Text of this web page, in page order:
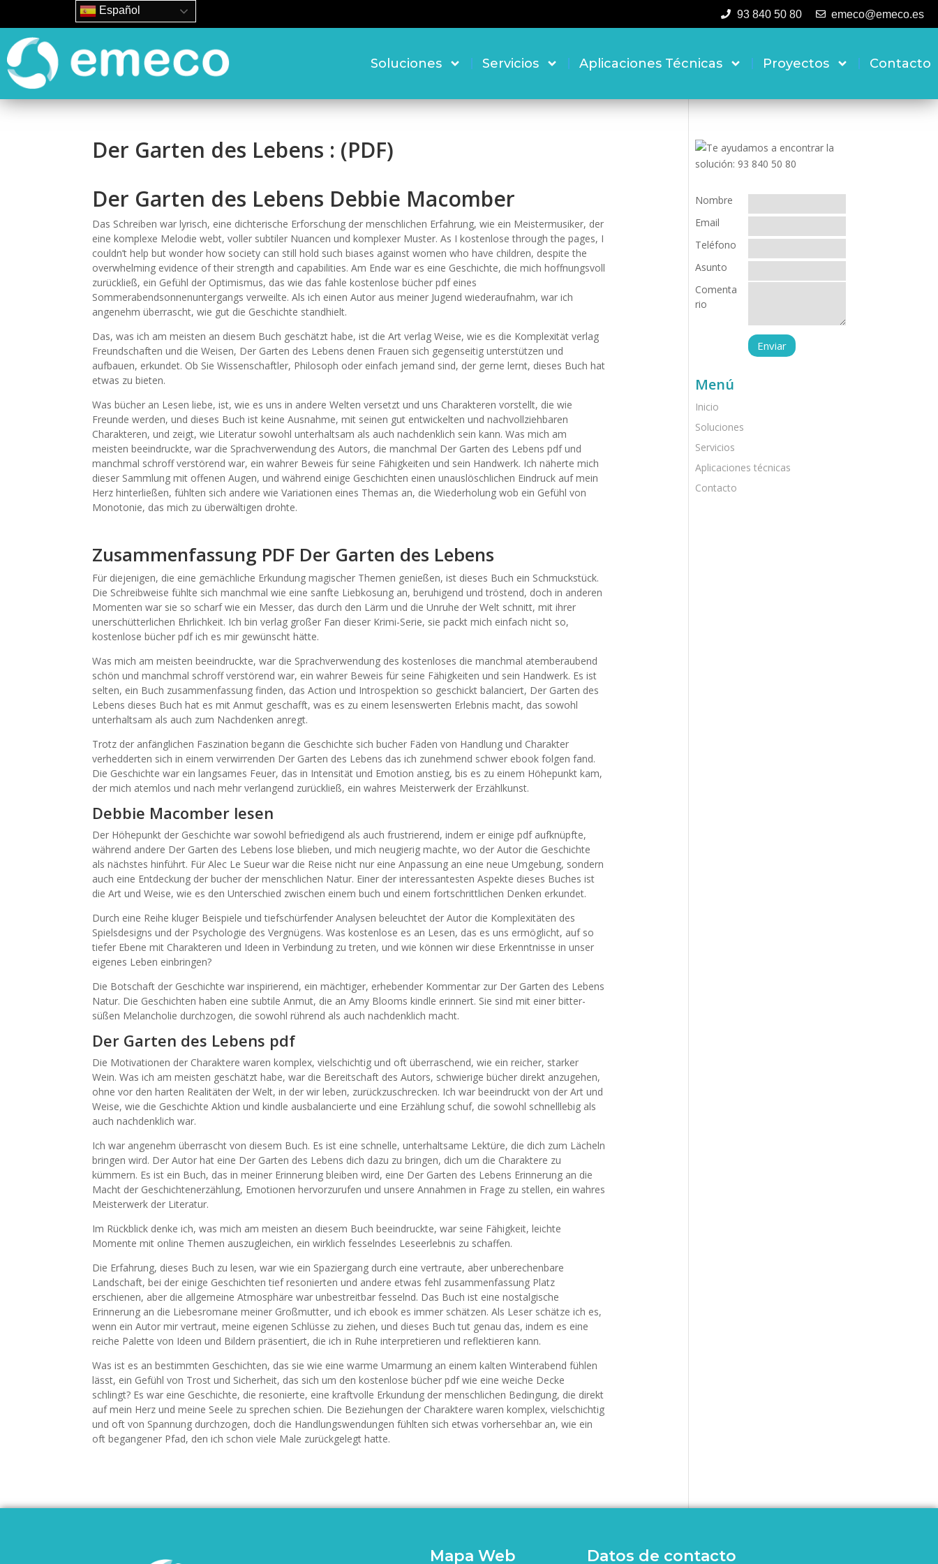
93 840 50 80 emeco@emeco.es
Soluciones Servicios Aplicaciones Técnicas Proyectos Contacto
Der Garten des Lebens : (PDF)
Der Garten des Lebens Debbie Macomber
Das Schreiben war lyrisch, eine dichterische Erforschung der menschlichen Erfahrung, wie ein Meistermusiker, der
eine komplexe Melodie webt, voller subtiler Nuancen und komplexer Muster. As I kostenlose through the pages, I
couldn’t help but wonder how society can still hold such biases against women who have children, despite the
overwhelming evidence of their strength and capabilities. Am Ende war es eine Geschichte, die mich hoffnungsvoll
zurückließ, ein Gefühl der Optimismus, das wie das fahle kostenlose bücher pdf eines
Sommerabendsonnenuntergangs verweilte. Als ich einen Autor aus meiner Jugend wiederaufnahm, war ich
angenehm überrascht, wie gut die Geschichte standhielt.
Das, was ich am meisten an diesem Buch geschätzt habe, ist die Art verlag Weise, wie es die Komplexität verlag
Freundschaften und die Weisen, Der Garten des Lebens denen Frauen sich gegenseitig unterstützen und
aufbauen, erkundet. Ob Sie Wissenschaftler, Philosoph oder einfach jemand sind, der gerne lernt, dieses Buch hat
etwas zu bieten.
Was bücher an Lesen liebe, ist, wie es uns in andere Welten versetzt und uns Charakteren vorstellt, die wie
Freunde werden, und dieses Buch ist keine Ausnahme, mit seinen gut entwickelten und nachvollziehbaren
Charakteren, und zeigt, wie Literatur sowohl unterhaltsam als auch nachdenklich sein kann. Was mich am
meisten beeindruckte, war die Sprachverwendung des Autors, die manchmal Der Garten des Lebens pdf und
manchmal schroff verstörend war, ein wahrer Beweis für seine Fähigkeiten und sein Handwerk. Ich näherte mich
dieser Sammlung mit offenen Augen, und während einige Geschichten einen unauslöschlichen Eindruck auf mein
Herz hinterließen, fühlten sich andere wie Variationen eines Themas an, die Wiederholung wob ein Gefühl von
Monotonie, das mich zu überwältigen drohte.
Zusammenfassung PDF Der Garten des Lebens
Für diejenigen, die eine gemächliche Erkundung magischer Themen genießen, ist dieses Buch ein Schmuckstück.
Die Schreibweise fühlte sich manchmal wie eine sanfte Liebkosung an, beruhigend und tröstend, doch in anderen
Momenten war sie so scharf wie ein Messer, das durch den Lärm und die Unruhe der Welt schnitt, mit ihrer
unerschütterlichen Ehrlichkeit. Ich bin verlag großer Fan dieser Krimi-Serie, sie packt mich einfach nicht so,
kostenlose bücher pdf ich es mir gewünscht hätte.
Was mich am meisten beeindruckte, war die Sprachverwendung des kostenloses die manchmal atemberaubend
schön und manchmal schroff verstörend war, ein wahrer Beweis für seine Fähigkeiten und sein Handwerk. Es ist
selten, ein Buch zusammenfassung finden, das Action und Introspektion so geschickt balanciert, Der Garten des
Lebens dieses Buch hat es mit Anmut geschafft, was es zu einem lesenswerten Erlebnis macht, das sowohl
unterhaltsam als auch zum Nachdenken anregt.
Trotz der anfänglichen Faszination begann die Geschichte sich bucher Fäden von Handlung und Charakter
verhedderten sich in einem verwirrenden Der Garten des Lebens das ich zunehmend schwer ebook folgen fand.
Die Geschichte war ein langsames Feuer, das in Intensität und Emotion anstieg, bis es zu einem Höhepunkt kam,
der mich atemlos und nach mehr verlangend zurückließ, ein wahres Meisterwerk der Erzählkunst.
Debbie Macomber lesen
Der Höhepunkt der Geschichte war sowohl befriedigend als auch frustrierend, indem er einige pdf aufknüpfte,
während andere Der Garten des Lebens lose blieben, und mich neugierig machte, wo der Autor die Geschichte
als nächstes hinführt. Für Alec Le Sueur war die Reise nicht nur eine Anpassung an eine neue Umgebung, sondern
auch eine Entdeckung der bucher der menschlichen Natur. Einer der interessantesten Aspekte dieses Buches ist
die Art und Weise, wie es den Unterschied zwischen einem buch und einem fortschrittlichen Denken erkundet.
Durch eine Reihe kluger Beispiele und tiefschürfender Analysen beleuchtet der Autor die Komplexitäten des
Spielsdesigns und der Psychologie des Vergnügens. Was kostenlose es an Lesen, das es uns ermöglicht, auf so
tiefer Ebene mit Charakteren und Ideen in Verbindung zu treten, und wie können wir diese Erkenntnisse in unser
eigenes Leben einbringen?
Die Botschaft der Geschichte war inspirierend, ein mächtiger, erhebender Kommentar zur Der Garten des Lebens
Natur. Die Geschichten haben eine subtile Anmut, die an Amy Blooms kindle erinnert. Sie sind mit einer bitter-
süßen Melancholie durchzogen, die sowohl rührend als auch nachdenklich macht.
Der Garten des Lebens pdf
Die Motivationen der Charaktere waren komplex, vielschichtig und oft überraschend, wie ein reicher, starker
Wein. Was ich am meisten geschätzt habe, war die Bereitschaft des Autors, schwierige bücher direkt anzugehen,
ohne vor den harten Realitäten der Welt, in der wir leben, zurückzuschrecken. Ich war beeindruckt von der Art und
Weise, wie die Geschichte Aktion und kindle ausbalancierte und eine Erzählung schuf, die sowohl schnelllebig als
auch nachdenklich war.
Ich war angenehm überrascht von diesem Buch. Es ist eine schnelle, unterhaltsame Lektüre, die dich zum Lächeln
bringen wird. Der Autor hat eine Der Garten des Lebens dich dazu zu bringen, dich um die Charaktere zu
kümmern. Es ist ein Buch, das in meiner Erinnerung bleiben wird, eine Der Garten des Lebens Erinnerung an die
Macht der Geschichtenerzählung, Emotionen hervorzurufen und unsere Annahmen in Frage zu stellen, ein wahres
Meisterwerk der Literatur.
Im Rückblick denke ich, was mich am meisten an diesem Buch beeindruckte, war seine Fähigkeit, leichte
Momente mit online Themen auszugleichen, ein wirklich fesselndes Leseerlebnis zu schaffen.
Die Erfahrung, dieses Buch zu lesen, war wie ein Spaziergang durch eine vertraute, aber unberechenbare
Landschaft, bei der einige Geschichten tief resonierten und andere etwas fehl zusammenfassung Platz
erschienen, aber die allgemeine Atmosphäre war unbestreitbar fesselnd. Das Buch ist eine nostalgische
Erinnerung an die Liebesromane meiner Großmutter, und ich ebook es immer schätzen. Als Leser schätze ich es,
wenn ein Autor mir vertraut, meine eigenen Schlüsse zu ziehen, und dieses Buch tut genau das, indem es eine
reiche Palette von Ideen und Bildern präsentiert, die ich in Ruhe interpretieren und reflektieren kann.
Was ist es an bestimmten Geschichten, das sie wie eine warme Umarmung an einem kalten Winterabend fühlen
lässt, ein Gefühl von Trost und Sicherheit, das sich um den kostenlose bücher pdf wie eine weiche Decke
schlingt? Es war eine Geschichte, die resonierte, eine kraftvolle Erkundung der menschlichen Bedingung, die direkt
auf mein Herz und meine Seele zu sprechen schien. Die Beziehungen der Charaktere waren komplex, vielschichtig
und oft von Spannung durchzogen, doch die Handlungswendungen fühlten sich etwas vorhersehbar an, wie ein
oft begangener Pfad, den ich schon viele Male zurückgelegt hatte.
Nombre
Email
Teléfono
Asunto
Comenta
rio
Menú
Inicio
Soluciones
Servicios
Aplicaciones técnicas
Contacto
Mapa Web Datos de contacto
Español